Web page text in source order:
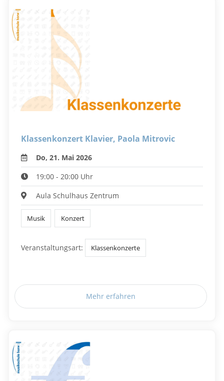
Klassenkonzert Klavier, Paola Mitrovic
Do, 21. Mai 2026
19:00 - 20:00 Uhr
Aula Schulhaus Zentrum
Musik Konzert
Veranstaltungsart: Klassenkonzerte
Mehr erfahren